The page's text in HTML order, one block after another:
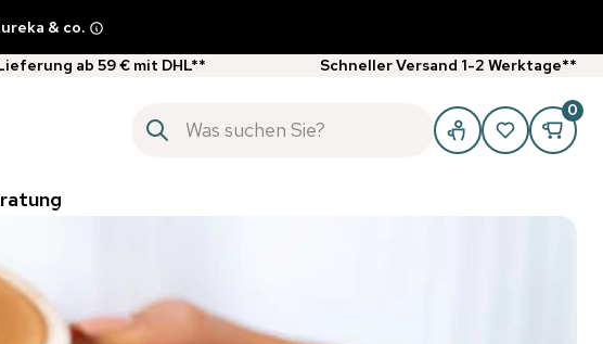
& co.
ab 59 € mit DHL** Schneller Versand 1-2 Werktage**
0